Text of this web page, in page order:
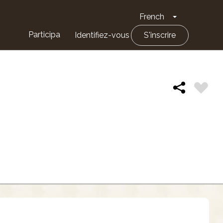
French Toggle
Participa Identifiez-vous S'inscrire